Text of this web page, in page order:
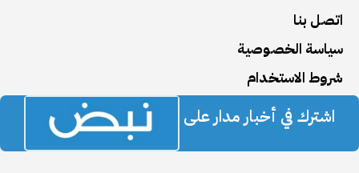
اتصل بنا
سياسة الخصوصية
شروط الاستخدام
اشترك في أخبار مدار على